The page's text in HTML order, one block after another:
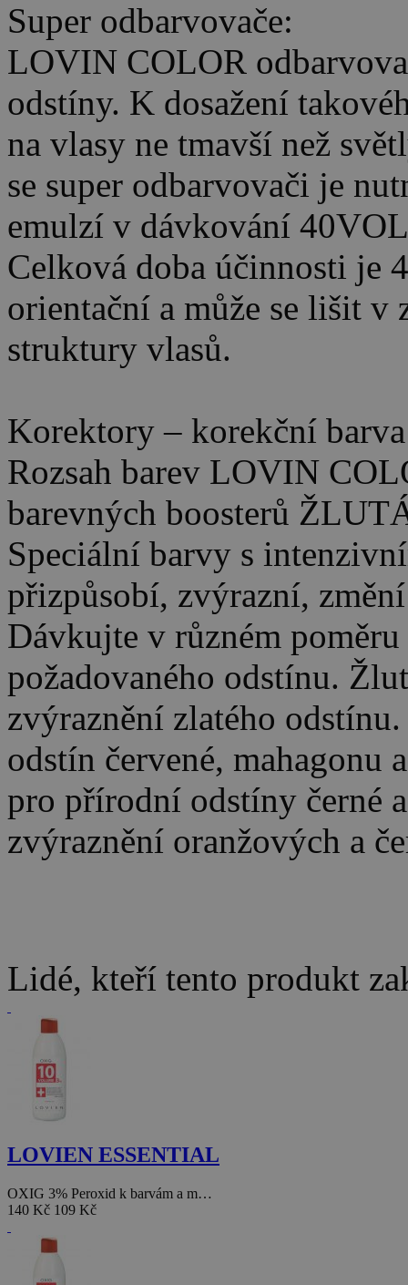
Super odbarvovače:
LOVIN COLOR
odstíny. K dosažení
na vlasy ne tmavší než
se super odbarvovači je
emulzí v dávkování
Celková doba účinnosti je
orientační a může se lišit v
struktury vlasů.
Korektory – korekční
Rozsah barev LOVIN
barevných boosterů
Speciální barvy s
přizpůsobí, zvýrazní,
Dávkujte v různém
požadovaného odstínu.
zvýraznění zlatého
odstín červené, mahagonu
pro přírodní odstíny černé
zvýraznění oranžových a
Lidé, kteří tento produkt
LOVIEN ESSENTIAL
OXIG 3% Peroxid k barvám a m…
140 Kč 109 Kč